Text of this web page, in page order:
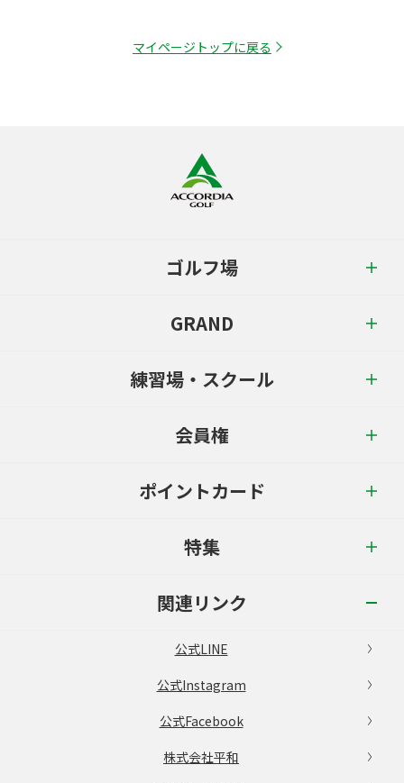
マイページトップに戻る
ゴルフ場
GRAND
練習場・スクール
会員権
ポイントカード
特集
関連リンク
公式LINE
公式Instagram
公式Facebook
株式会社平和